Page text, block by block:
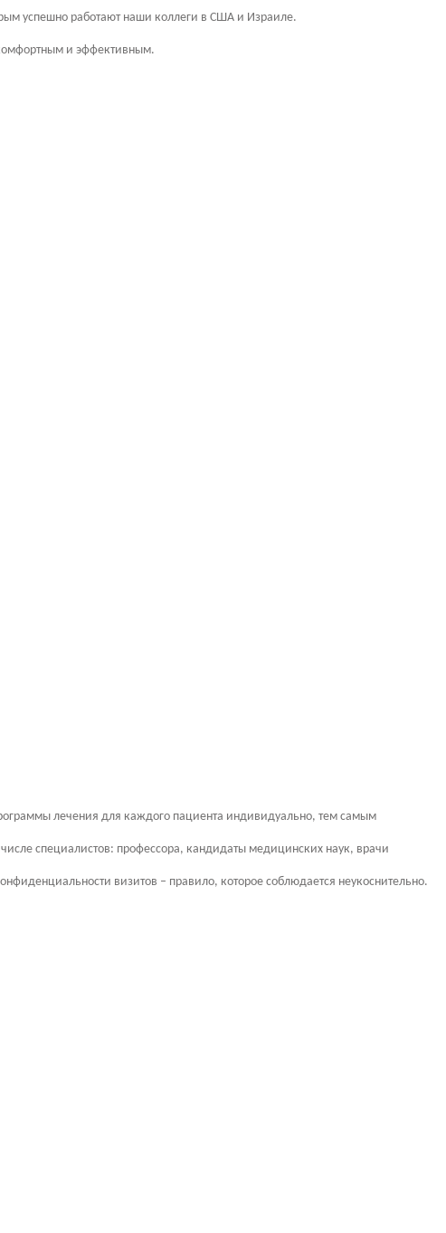
успешно работают наши коллеги в США и Израиле.
и эффективным.
лечения для каждого пациента индивидуально, тем самым
специалистов: профессора, кандидаты медицинских наук, врачи
визитов – правило, которое соблюдается неукоснительно.